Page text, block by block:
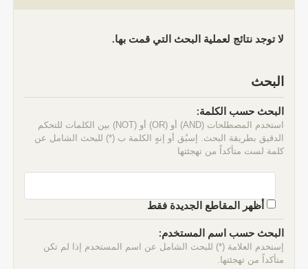
لا توجد نتائج لعملية البحث التي قمت بها.
البحث
البحث حسب الكلمة:
استخدم المصطلحات (AND) أو (OR) أو (NOT) بين الكلمات للتحكم
الدقيق بطريقة البحث. إسبُق أو إنهٍ الكلمة ب (*) للبحث الشامل عن
كلمة لست متأكداً من تهجئتها
أظهر المقاطع الجديدة فقط
البحث حسب اسم المستخدم:
إستخدم العلامة (*) للبحث الشامل عن اسم المستخدم إذا لم تكن
متأكداً من تهجئتها.